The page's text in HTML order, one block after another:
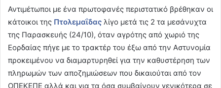
Αντιμέτωποι με ένα πρωτοφανές περιστατικό βρέθηκαν οι
κάτοικοι της Πτολεμαΐδας λίγο μετά τις 2 τα μεσάνυχτα
της Παρασκευής (24/10), όταν αγρότης από χωριό της
Εορδαίας πήγε με το τρακτέρ του έξω από την Αστυνομία
προκειμένου να διαμαρτυρηθεί για την καθυστέρηση των
πληρωμών των αποζημιώσεων που δικαιούται από τον
ΟΠΕΚΕΠΕ αλλά και για τα όσα συμβαίνουν γενικότερα σε